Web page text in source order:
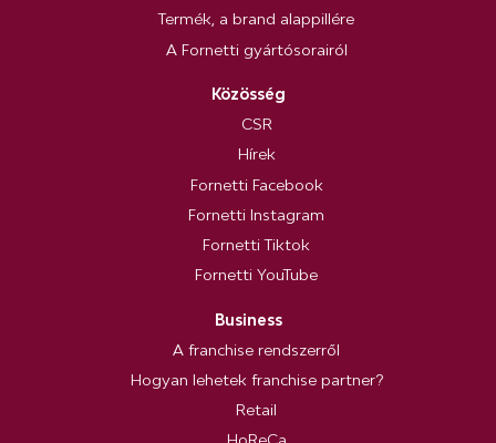
Termék, a brand alappillére
A Fornetti gyártósorairól
Közösség
CSR
Hírek
Fornetti Facebook
Fornetti Instagram
Fornetti Tiktok
Fornetti YouTube
Business
A franchise rendszerről
Hogyan lehetek franchise partner?
Retail